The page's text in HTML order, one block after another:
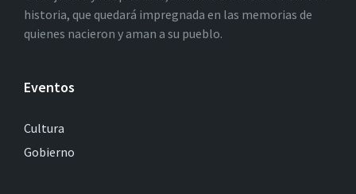
historia, que quedará impregnada en las memorias de
quienes nacieron y aman a su pueblo.
Eventos
Cultura
Gobierno